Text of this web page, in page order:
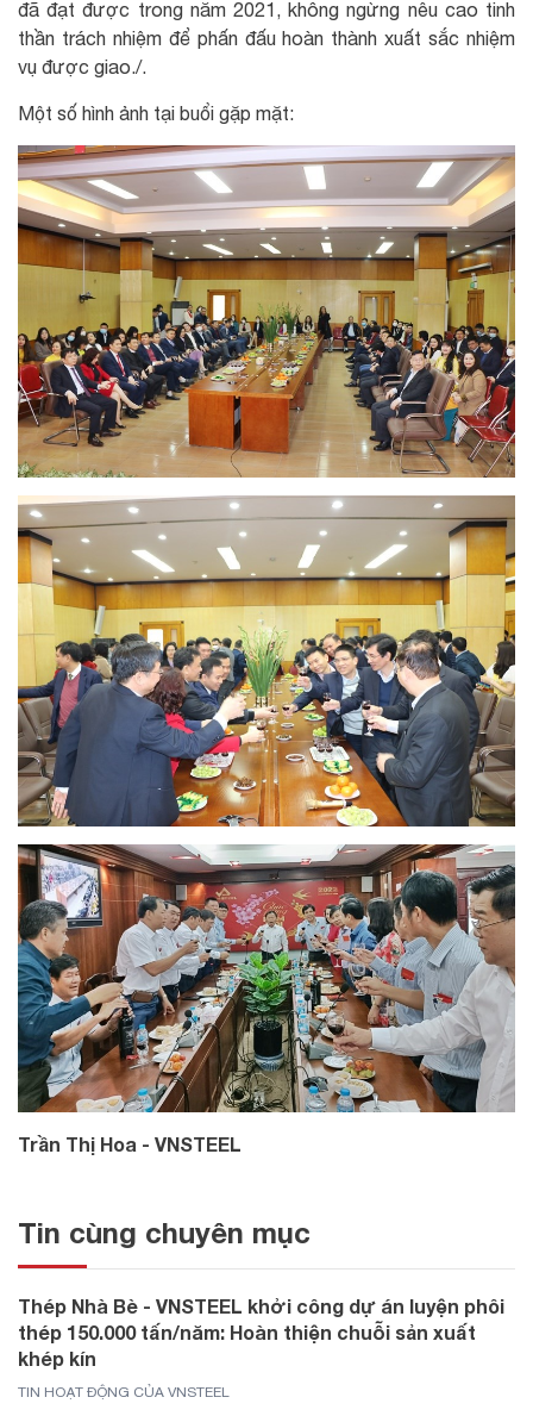
đã đạt được trong năm 2021, không ngừng nêu cao tinh
thần trách nhiệm để phấn đấu hoàn thành xuất sắc nhiệm
vụ được giao./.
Một số hình ảnh tại buổi gặp mặt:
Trần Thị Hoa - VNSTEEL
Tin cùng chuyên mục
Thép Nhà Bè - VNSTEEL khởi công dự án luyện phôi
thép 150.000 tấn/năm: Hoàn thiện chuỗi sản xuất
khép kín
TIN HOẠT ĐỘNG CỦA VNSTEEL